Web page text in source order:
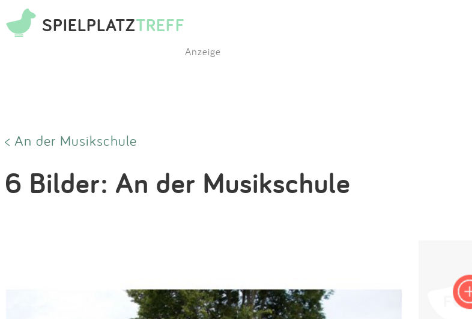
SPIELPLATZTREFF
Anzeige
< An der Musikschule
6 Bilder: An der Musikschule